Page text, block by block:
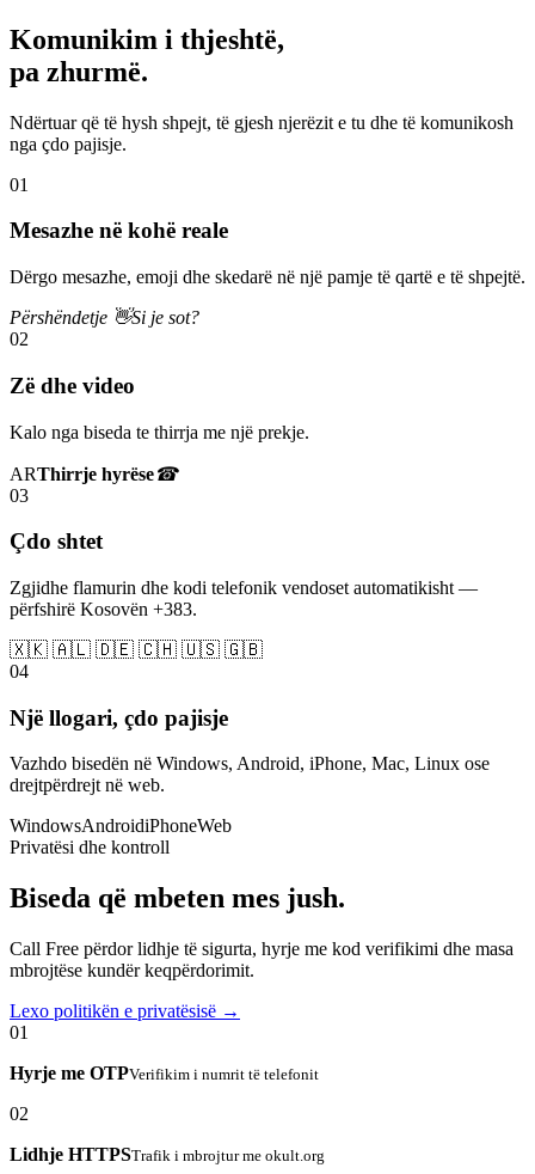
Komunikim i thjeshtë,
pa zhurmë.
Ndërtuar që të hysh shpejt, të gjesh njerëzit e tu dhe të komunikosh
nga çdo pajisje.
01
Mesazhe në kohë reale
Dërgo mesazhe, emoji dhe skedarë në një pamje të qartë e të shpejtë.
Përshëndetje 👋Si je sot?
02
Zë dhe video
Kalo nga biseda te thirrja me një prekje.
ARThirrje hyrëse☎
03
Çdo shtet
Zgjidhe flamurin dhe kodi telefonik vendoset automatikisht —
përfshirë Kosovën +383.
🇽🇰 🇦🇱 🇩🇪 🇨🇭 🇺🇸 🇬🇧
04
Një llogari, çdo pajisje
Vazhdo bisedën në Windows, Android, iPhone, Mac, Linux ose
drejtpërdrejt në web.
WindowsAndroidiPhoneWeb
Privatësi dhe kontroll
Biseda që mbeten mes jush.
Call Free përdor lidhje të sigurta, hyrje me kod verifikimi dhe masa
mbrojtëse kundër keqpërdorimit.
Lexo politikën e privatësisë →
01
Hyrje me OTPVerifikim i numrit të telefonit
02
Lidhje HTTPSTrafik i mbrojtur me okult.org